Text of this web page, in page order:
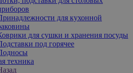
для кухонной
для сушки и хранения посуды
под горячее
техника